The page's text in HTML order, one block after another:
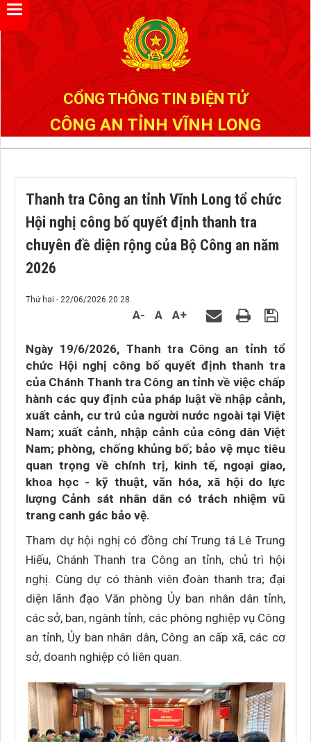
CỔNG THÔNG TIN ĐIỆN TỬ
CÔNG AN TỈNH VĨNH LONG
Thanh tra Công an tỉnh Vĩnh Long tổ chức
Hội nghị công bố quyết định thanh tra
chuyên đề diện rộng của Bộ Công an năm
2026
Thứ hai - 22/06/2026 20:28
A- A A+
Ngày 19/6/2026, Thanh tra Công an tỉnh tổ
chức Hội nghị công bố quyết định thanh tra
của Chánh Thanh tra Công an tỉnh về việc chấp
hành các quy định của pháp luật về nhập cảnh,
xuất cảnh, cư trú của người nước ngoài tại Việt
Nam; xuất cảnh, nhập cảnh của công dân Việt
Nam; phòng, chống khủng bố; bảo vệ mục tiêu
quan trọng về chính trị, kinh tế, ngoại giao,
khoa học - kỹ thuật, văn hóa, xã hội do lực
lượng Cảnh sát nhân dân có trách nhiệm vũ
trang canh gác bảo vệ.
Tham dự hội nghị có đồng chí Trung tá Lê Trung
Hiếu, Chánh Thanh tra Công an tỉnh, chủ trì hội
nghị. Cùng dự có thành viên đoàn thanh tra; đại
diện lãnh đạo Văn phòng Ủy ban nhân dân tỉnh,
các sở, ban, ngành tỉnh, các phòng nghiệp vụ Công
an tỉnh, Ủy ban nhân dân, Công an cấp xã, các cơ
sở, doanh nghiệp có liên quan.